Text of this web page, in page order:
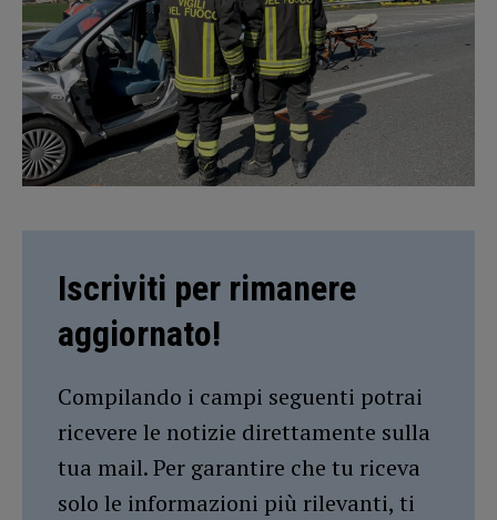
Iscriviti per rimanere
aggiornato!
Compilando i campi seguenti potrai
ricevere le notizie direttamente sulla
tua mail. Per garantire che tu riceva
solo le informazioni più rilevanti, ti